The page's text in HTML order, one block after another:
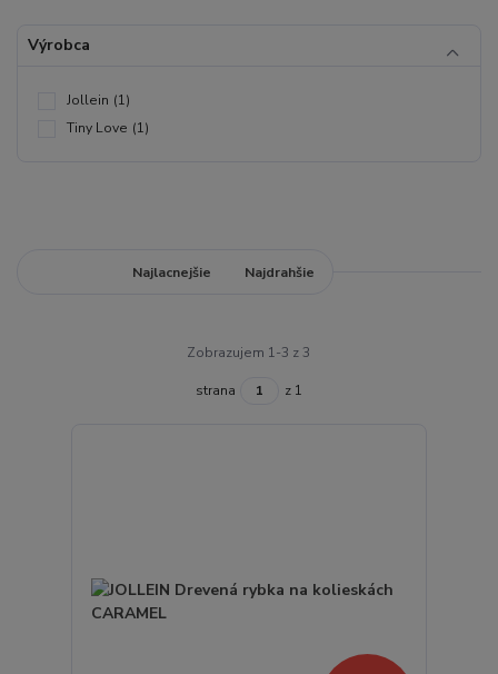
Výrobca
Jollein (1)
Tiny Love (1)
Najlacnejšie Najdrahšie
Zobrazujem 1-3 z 3
strana z 1